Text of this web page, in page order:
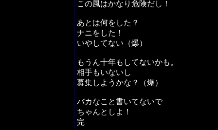
この風はかなり危険だし！
あとは何をした？
ナニをした！
いやしてない（爆）
もうん十年もしてないかも。
相手もいないし
募集しようかな？（爆）
バカなこと書いてないで
ちゃんとしよ！
完